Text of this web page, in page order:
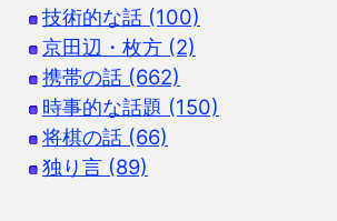
技術的な話 (100)
京田辺・枚方 (2)
携帯の話 (662)
時事的な話題 (150)
将棋の話 (66)
独り言 (89)